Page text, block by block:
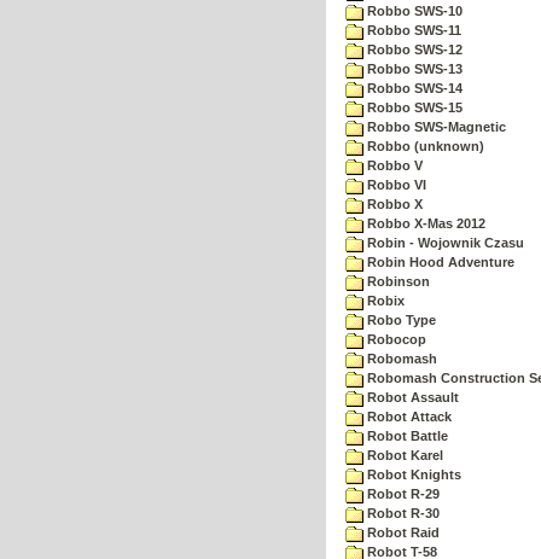
Robbo SWS-10
Robbo SWS-11
Robbo SWS-12
Robbo SWS-13
Robbo SWS-14
Robbo SWS-15
Robbo SWS-Magnetic
Robbo (unknown)
Robbo V
Robbo VI
Robbo X
Robbo X-Mas 2012
Robin - Wojownik Czasu
Robin Hood Adventure
Robinson
Robix
Robo Type
Robocop
Robomash
Robomash Construction
Robot Assault
Robot Attack
Robot Battle
Robot Karel
Robot Knights
Robot R-29
Robot R-30
Robot Raid
Robot T-58